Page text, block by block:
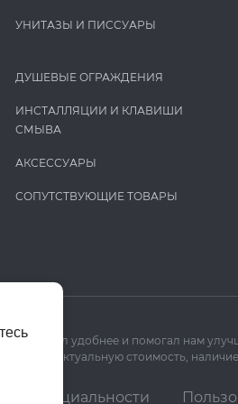
УНИТАЗЫ И ПИCCУАРЫ
ДУШЕВЫЕ ОГРАЖДЕНИЯ
ИНСТАЛЛЯЦИИ И КЛАВИШИ
СМЫВА
АКСЕССУАРЫ
СОПУТСТВУЮЩИЕ ТОВАРЫ
работал удобнее и помогал нам
Актуальную стоимость,